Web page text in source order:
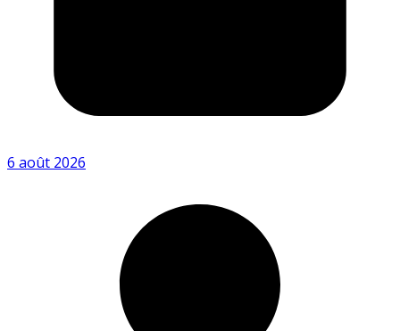
6 août 2026